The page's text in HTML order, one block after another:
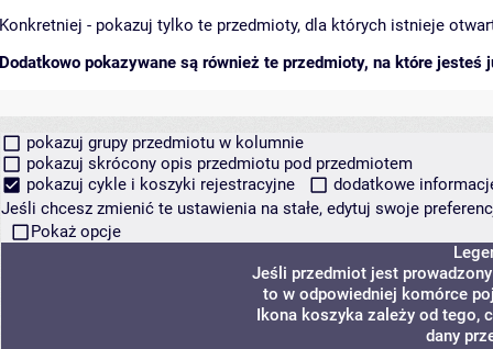
Konkretniej - pokazuj tylko te przedmioty, dla których istnieje
Dodatkowo pokazywane są również te przedmioty, na które jesteś
pokazuj grupy przedmiotu w kolumnie
pokazuj skrócony opis przedmiotu pod przedmiotem
pokazuj cykle i koszyki rejestracyjne
dodatkowe
Jeśli chcesz zmienić te ustawienia na stałe, edytuj swoje
Pokaż opcje
Jeśli przedmiot jest
to w odpowiedniej komórce
Ikona koszyka zależy od tego,
dany